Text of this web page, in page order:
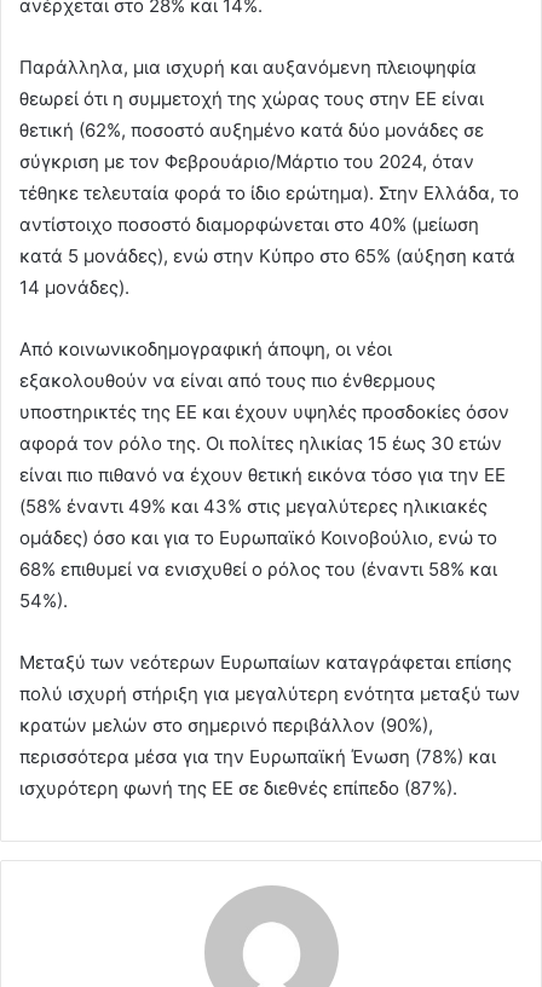
ανέρχεται στο 28% και 14%.
Παράλληλα, μια ισχυρή και αυξανόμενη πλειοψηφία
θεωρεί ότι η συμμετοχή της χώρας τους στην ΕΕ είναι
θετική (62%, ποσοστό αυξημένο κατά δύο μονάδες σε
σύγκριση με τον Φεβρουάριο/Μάρτιο του 2024, όταν
τέθηκε τελευταία φορά το ίδιο ερώτημα). Στην Ελλάδα, το
αντίστοιχο ποσοστό διαμορφώνεται στο 40% (μείωση
κατά 5 μονάδες), ενώ στην Κύπρο στο 65% (αύξηση κατά
14 μονάδες).
Από κοινωνικοδημογραφική άποψη, οι νέοι
εξακολουθούν να είναι από τους πιο ένθερμους
υποστηρικτές της ΕΕ και έχουν υψηλές προσδοκίες όσον
αφορά τον ρόλο της. Οι πολίτες ηλικίας 15 έως 30 ετών
είναι πιο πιθανό να έχουν θετική εικόνα τόσο για την ΕΕ
(58% έναντι 49% και 43% στις μεγαλύτερες ηλικιακές
ομάδες) όσο και για το Ευρωπαϊκό Κοινοβούλιο, ενώ το
68% επιθυμεί να ενισχυθεί ο ρόλος του (έναντι 58% και
54%).
Μεταξύ των νεότερων Ευρωπαίων καταγράφεται επίσης
πολύ ισχυρή στήριξη για μεγαλύτερη ενότητα μεταξύ των
κρατών μελών στο σημερινό περιβάλλον (90%),
περισσότερα μέσα για την Ευρωπαϊκή Ένωση (78%) και
ισχυρότερη φωνή της ΕΕ σε διεθνές επίπεδο (87%).